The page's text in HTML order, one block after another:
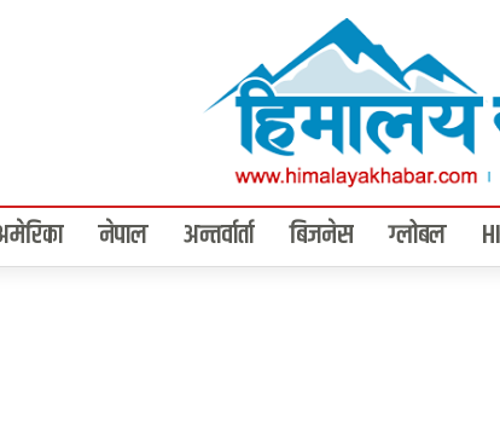
नेपाल अन्तर्वार्ता बिजनेस ग्लोबल